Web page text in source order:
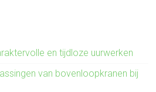
en tijdloze uurwerken
van bovenloopkranen bij